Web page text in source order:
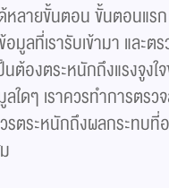
ลายขั้นตอน ขั้นตอนแร
ลที่เรารับเข้ามา และต
ต้องตระหนักถึงแรงจูง
ดๆ เราควรทำการตรว
ระหนักถึงผลกระทบที่อ